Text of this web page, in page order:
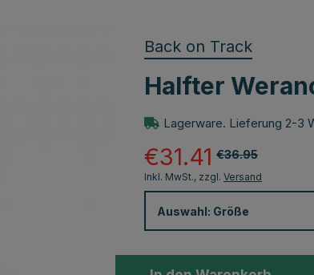
Back on Track
Halfter
Lagerware. Lieferung 2-3
€36.95
€31.41
Inkl. MwSt., zzgl. Versand
Auswahl: Größe